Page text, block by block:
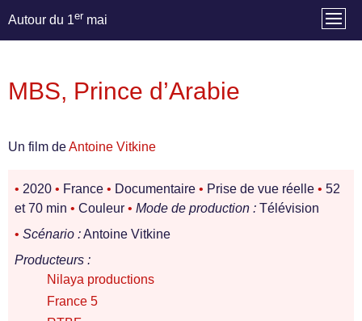
Autour du 1er mai
MBS, Prince d’Arabie
Un film deAntoine Vitkine
• 2020 • France • Documentaire • Prise de vue réelle • 52
et 70 min • Couleur • Mode de production : Télévision
• Scénario :Antoine Vitkine
Producteurs :
Nilaya productions
France 5